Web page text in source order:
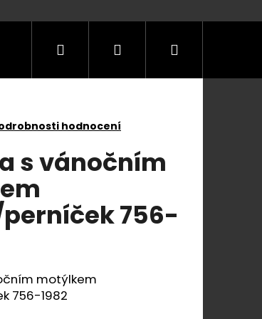
Příležitosti Velikostní tabulky
Hledat PřihlášeníNákupní
hodnocení
s vánočním
756-
motýlkem
756-1982